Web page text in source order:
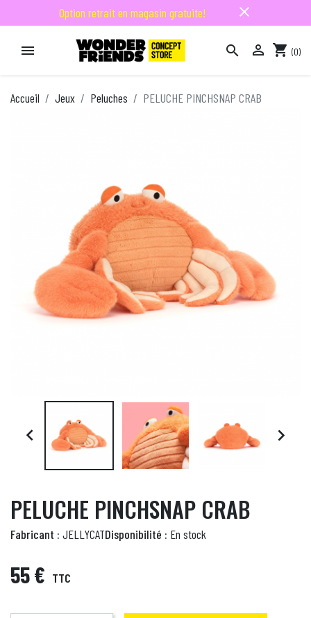
Option retrait en magasin gratuite! close
   shopping_cart (0)
Accueil Jeux Peluches PELUCHE PINCHSNAP CRAB
 
PELUCHE PINCHSNAP CRAB
Fabricant : JELLYCATDisponibilité : En stock
55 € TTC